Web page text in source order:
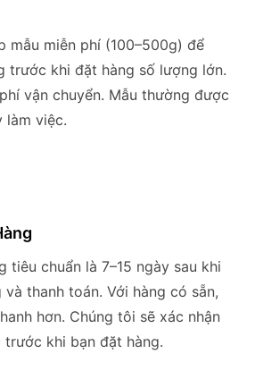
mẫu miễn phí (100–500g) để
trước khi đặt hàng số lượng lớn.
vận chuyển. Mẫu thường được
làm việc.
tiêu chuẩn là 7–15 ngày sau khi
và thanh toán. Với hàng có sẵn,
hơn. Chúng tôi sẽ xác nhận
khi bạn đặt hàng.